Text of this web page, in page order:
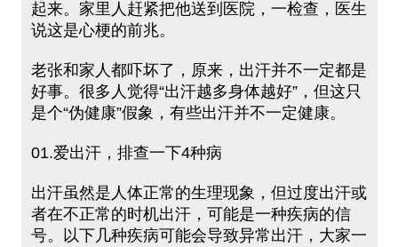
起来。家里人赶紧把他送到医院，一检查，医生
说这是心梗的前兆。
老张和家人都吓坏了，原来，出汗并不一定都是
好事。很多人觉得“出汗越多身体越好”，但这只
是个“伪健康”假象，有些出汗并不一定健康。
01.爱出汗，排查一下4种病
出汗虽然是人体正常的生理现象，但过度出汗或
者在不正常的时机出汗，可能是一种疾病的信
号。以下几种疾病可能会导致异常出汗，大家一